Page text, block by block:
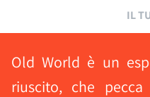
IL
Old World è un
riuscito, che